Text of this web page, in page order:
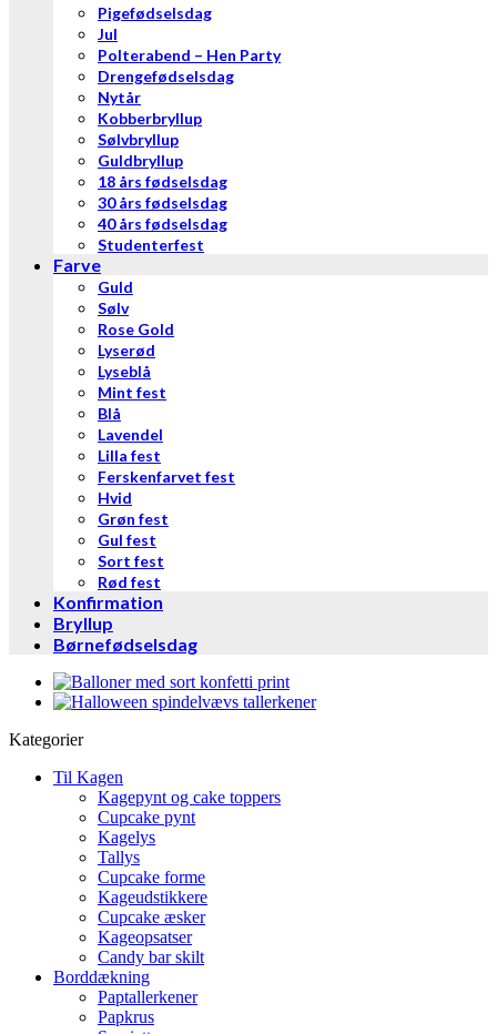
Pigefødselsdag
Jul
Polterabend – Hen Party
Drengefødselsdag
Nytår
Kobberbryllup
Sølvbryllup
Guldbryllup
18 års fødselsdag
30 års fødselsdag
40 års fødselsdag
Studenterfest
Farve
Guld
Sølv
Rose Gold
Lyserød
Lyseblå
Mint fest
Blå
Lavendel
Lilla fest
Ferskenfarvet fest
Hvid
Grøn fest
Gul fest
Sort fest
Rød fest
Konfirmation
Bryllup
Børnefødselsdag
Kategorier
Til Kagen
Kagepynt og cake toppers
Cupcake pynt
Kagelys
Tallys
Cupcake forme
Kageudstikkere
Cupcake æsker
Kageopsatser
Candy bar skilt
Borddækning
Paptallerkener
Papkrus